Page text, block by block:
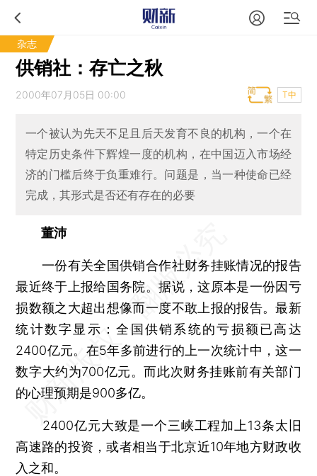
杂志
供销社：存亡之秋
2000年07月05日 00:00 T中
一个被认为先天不足且后天发育不良的机构，一个在
特定历史条件下辉煌一度的机构，在中国迈入市场经
济的门槛后终于负重难行。问题是，当一种使命已经
完成，其形式是否还有存在的必要
董沛
一份有关全国供销合作社财务挂账情况的报告
最近终于上报给国务院。据说，这原本是一份因亏
损数额之大超出想像而一度不敢上报的报告。最新
统计数字显示：全国供销系统的亏损额已高达
2400亿元。在5年多前进行的上一次统计中，这一
数字大约为700亿元。而此次财务挂账前有关部门
的心理预期是900多亿。
2400亿元大致是一个三峡工程加上13条太旧
高速路的投资，或者相当于北京近10年地方财政收
入之和。